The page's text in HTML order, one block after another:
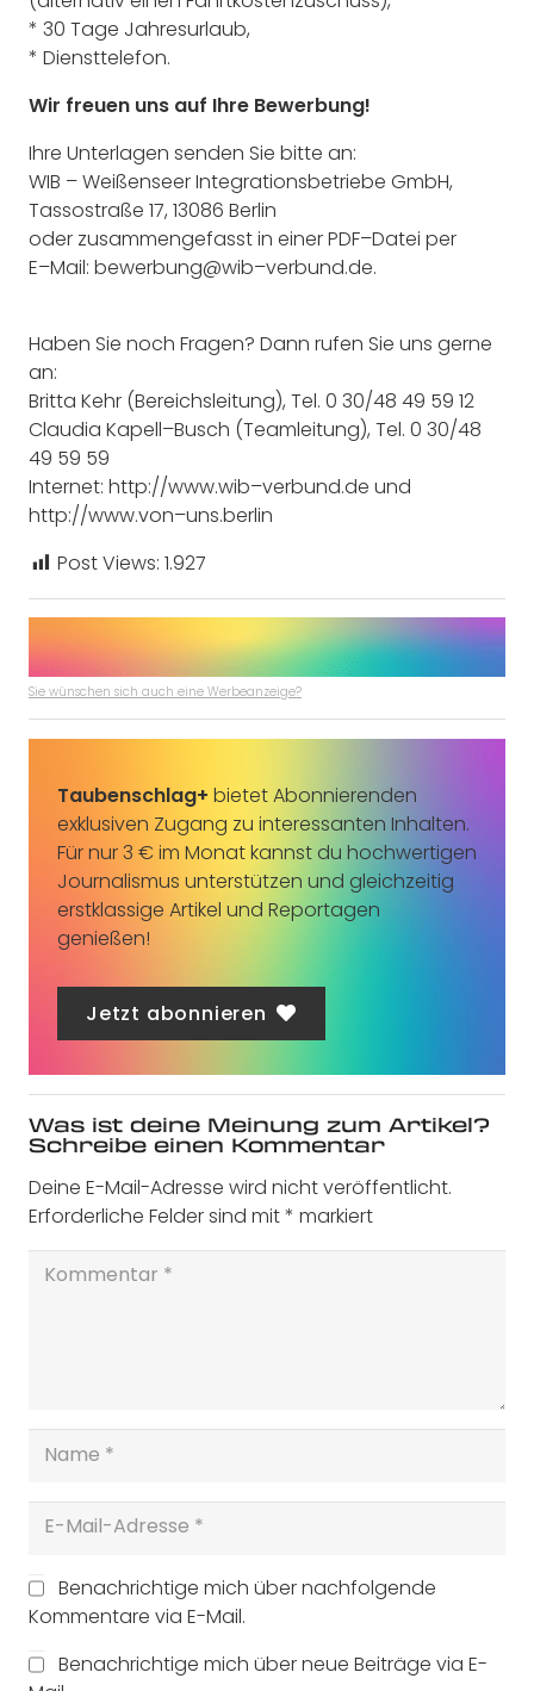
* 30 Tage Jahresurlaub,
* Diensttelefon.
Wir freuen uns auf Ihre Bewerbung!
Ihre Unterlagen senden Sie bitte an:
WIB –Weißenseer Integrationsbetriebe GmbH,
Tassostraße 17, 13086 Berlin
oder zusammengefasst in einer PDF–Datei per
E–Mail: bewerbung@wib–verbund.de.
Haben Sie noch Fragen? Dann rufen Sie uns gerne
an:
Britta Kehr (Bereichsleitung), Tel. 0 30/48 49 59 12
Claudia Kapell–Busch (Teamleitung), Tel. 0 30/48
49 59 59
Internet: http://www.wib–verbund.de und
http://www.von–uns.berlin
Post Views: 1.927
Sie wünschen sich auch eine Werbeanzeige?
Taubenschlag+ bietet Abonnierenden
exklusiven Zugang zu interessanten Inhalten.
Für nur 3 € im Monat kannst du hochwertigen
Journalismus unterstützen und gleichzeitig
erstklassige Artikel und Reportagen
genießen!
Jetzt abonnieren
Was ist deine Meinung zum Artikel?
Schreibe einen Kommentar
Deine E-Mail-Adresse wird nicht veröffentlicht.
Erforderliche Felder sind mit* markiert
Benachrichtige mich über nachfolgende
Kommentare via E-Mail.
Benachrichtige mich über neue Beiträge via E-